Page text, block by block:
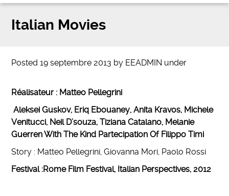
Italian Movies
Posted19 septembre 2013 by EEADMIN under
Réalisateur : Matteo Pellegrini
Aleksei Guskov, Eriq Ebouaney, Anita Kravos, Michele
Venitucci, Neil D’souza, Tiziana Catalano, Melanie
Guerren With The Kind Partecipation Of Filippo Timi
Story​ : Matteo Pellegrini, Giovanna Mori, Paolo Rossi
Festival :Rome Film Festival, Italian Perspectives, 2012